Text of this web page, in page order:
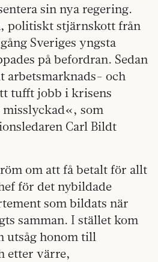
sin nya regering.
politiskt stjärnskott från
Sveriges yngsta
på befordran. Sedan
arbetsmarknads- och
tufft jobb i krisens
som
Carl Bildt
om att få betalt för allt
för det nybildade
som bildats när
samman. I stället kom
utsåg honom till
etter värre,